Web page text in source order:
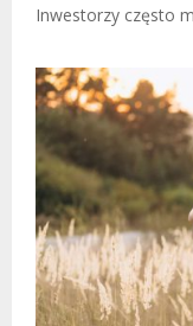
Inwestorzy często